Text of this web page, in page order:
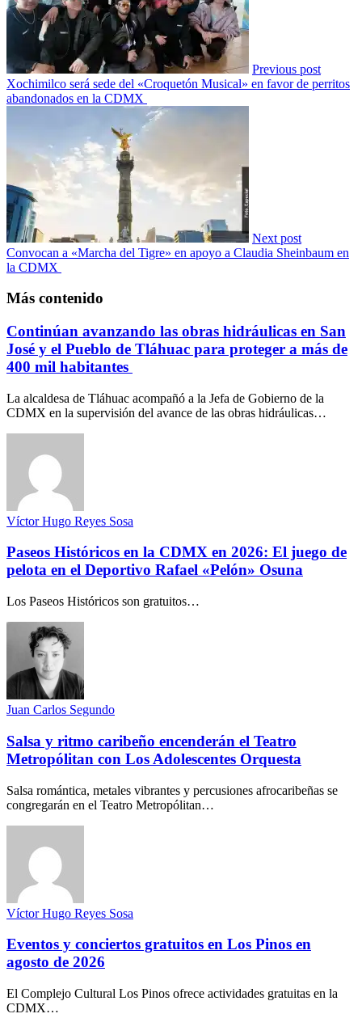
Previous post
Xochimilco será sede del «Croquetón Musical» en favor de perritos
abandonados en la CDMX
Next post
Convocan a «Marcha del Tigre» en apoyo a Claudia Sheinbaum en
la CDMX
Más contenido
Continúan avanzando las obras hidráulicas en San
José y el Pueblo de Tláhuac para proteger a más de
400 mil habitantes
La alcaldesa de Tláhuac acompañó a la Jefa de Gobierno de la
CDMX en la supervisión del avance de las obras hidráulicas…
Víctor Hugo Reyes Sosa
Paseos Históricos en la CDMX en 2026: El juego de
pelota en el Deportivo Rafael «Pelón» Osuna
Los Paseos Históricos son gratuitos…
Juan Carlos Segundo
Salsa y ritmo caribeño encenderán el Teatro
Metropólitan con Los Adolescentes Orquesta
Salsa romántica, metales vibrantes y percusiones afrocaribeñas se
congregarán en el Teatro Metropólitan…
Víctor Hugo Reyes Sosa
Eventos y conciertos gratuitos en Los Pinos en
agosto de 2026
El Complejo Cultural Los Pinos ofrece actividades gratuitas en la
CDMX…